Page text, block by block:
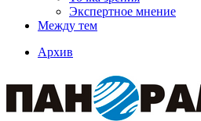
Экспертное мнение
Между тем
Архив